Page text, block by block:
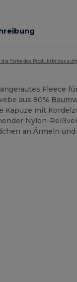
die Farbe des Produktbildes
Fleece
aus 80%
Kapuze mit
Nylon-
an Ärmeln und